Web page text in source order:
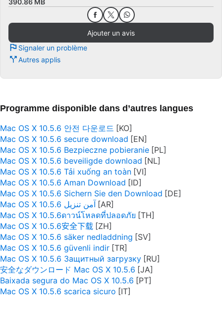
390.86 MB
Ajouter un avis
Signaler un problème
Autres applis
Programme disponible dans d’autres langues
Mac OS X 10.5.6 안전 다운로드
Mac OS X 10.5.6 secure download
Mac OS X 10.5.6 Bezpieczne pobieranie
Mac OS X 10.5.6 beveiligde download
Mac OS X 10.5.6 Tải xuống an toàn
Mac OS X 10.5.6 Aman Download
Mac OS X 10.5.6 Sichern Sie den Download
Mac OS X 10.5.6 آمن تنزيل
Mac OS X 10.5.6ดาวน์โหลดที่ปลอดภัย
Mac OS X 10.5.6安全下载
Mac OS X 10.5.6 säker nedladdning
Mac OS X 10.5.6 güvenli indir
Mac OS X 10.5.6 Защитный загрузку
安全なダウンロード Mac OS X 10.5.6
Baixada segura do Mac OS X 10.5.6
Mac OS X 10.5.6 scarica sicuro